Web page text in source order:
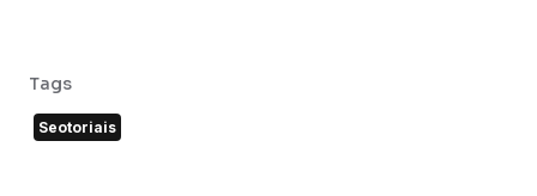
Tags
Seotoriais